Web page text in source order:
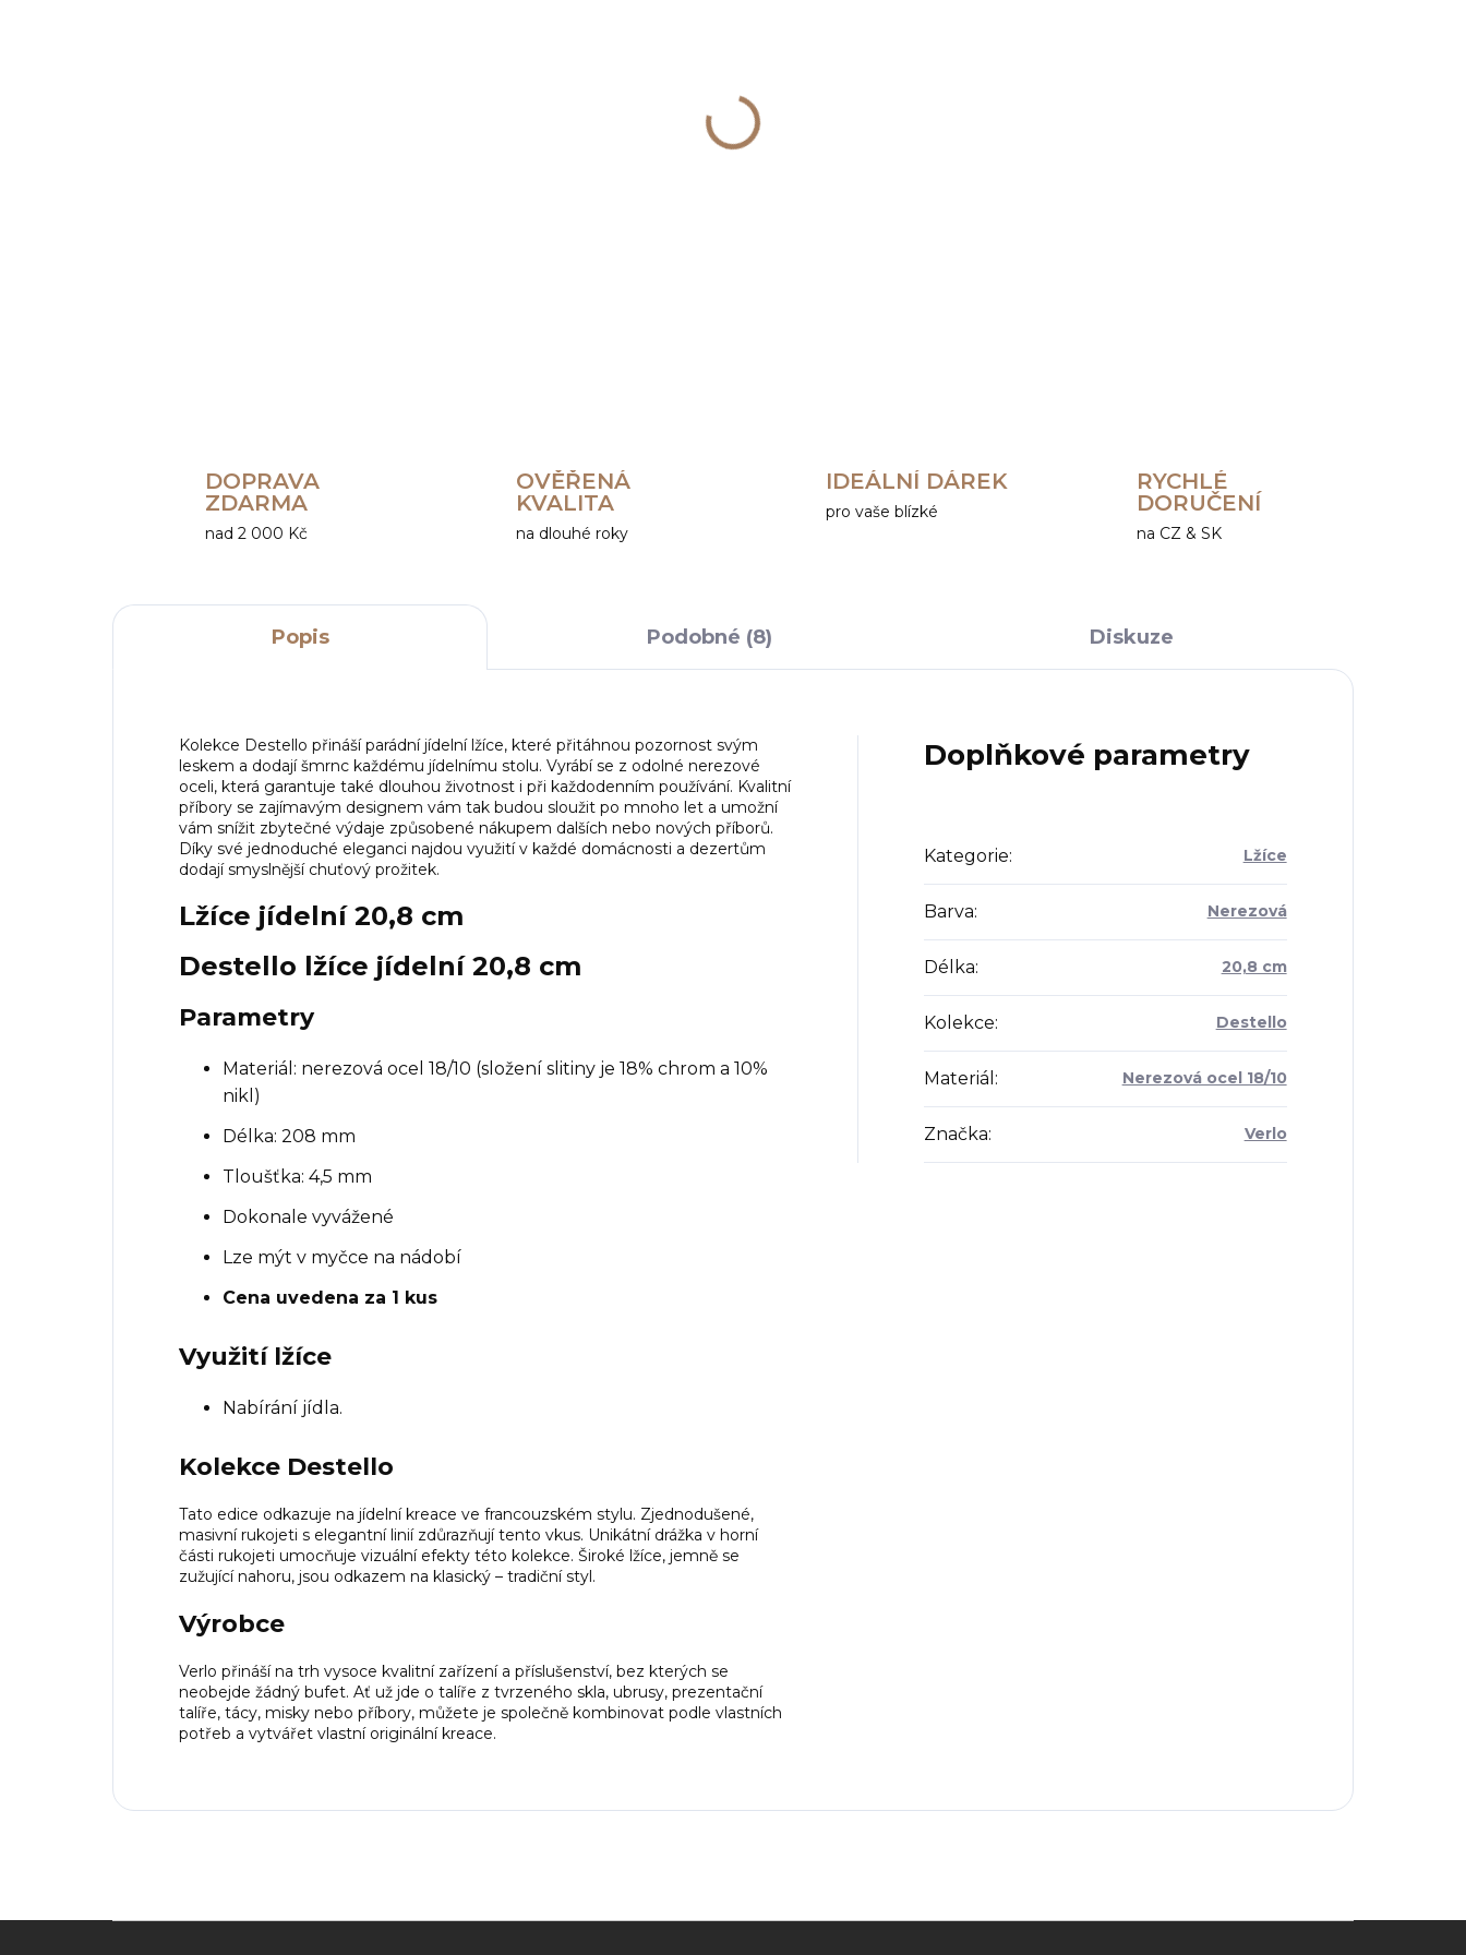
DETAILNÍ INFORMACE
DOPRAVA
ZDARMA
nad 2 000 Kč
OVĚŘENÁ
KVALITA
na dlouhé roky
IDEÁLNÍ DÁREK
pro vaše blízké
RYCHLÉ
DORUČENÍ
na CZ & SK
Popis Podobné (8) Diskuze
Kolekce Destello přináší parádní jídelní lžíce, které přitáhnou pozornost svým
leskem a dodají šmrnc každému jídelnímu stolu. Vyrábí se z odolné nerezové
oceli, která garantuje také dlouhou životnost i při každodenním používání. Kvalitní
příbory se zajímavým designem vám tak budou sloužit po mnoho let a umožní
vám snížit zbytečné výdaje způsobené nákupem dalších nebo nových příborů.
Díky své jednoduché eleganci najdou využití v každé domácnosti a dezertům
dodají smyslnější chuťový prožitek.
Lžíce jídelní 20,8 cm
Destello lžíce jídelní 20,8 cm
Parametry
Materiál: nerezová ocel 18/10 (složení slitiny je 18% chrom a 10%
nikl)
Délka: 208 mm
Tloušťka: 4,5 mm
Dokonale vyvážené
Lze mýt v myčce na nádobí
Cena uvedena za 1 kus
Využití lžíce
Nabírání jídla.
Kolekce Destello
Tato edice odkazuje na jídelní kreace ve francouzském stylu. Zjednodušené,
masivní rukojeti s elegantní linií zdůrazňují tento vkus. Unikátní drážka v horní
části rukojeti umocňuje vizuální efekty této kolekce. Široké lžíce, jemně se
zužující nahoru, jsou odkazem na klasický – tradiční styl.
Výrobce
Verlo přináší na trh vysoce kvalitní zařízení a příslušenství, bez kterých se
neobejde žádný bufet. Ať už jde o talíře z tvrzeného skla, ubrusy, prezentační
talíře, tácy, misky nebo příbory, můžete je společně kombinovat podle vlastních
potřeb a vytvářet vlastní originální kreace.
Doplňkové parametry
Kategorie: Lžíce
Barva: Nerezová
Délka: 20,8 cm
Kolekce: Destello
Materiál : Nerezová ocel 18/10
Značka: Verlo